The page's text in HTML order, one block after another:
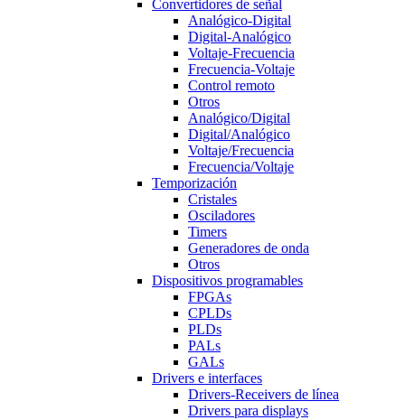
Convertidores de señal
Analógico-Digital
Digital-Analógico
Voltaje-Frecuencia
Frecuencia-Voltaje
Control remoto
Otros
Analógico/Digital
Digital/Analógico
Voltaje/Frecuencia
Frecuencia/Voltaje
Temporización
Cristales
Osciladores
Timers
Generadores de onda
Otros
Dispositivos programables
FPGAs
CPLDs
PLDs
PALs
GALs
Drivers e interfaces
Drivers-Receivers de línea
Drivers para displays